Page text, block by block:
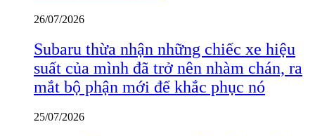
26/07/2026
Subaru thừa nhận những chiếc xe hiệu
suất của mình đã trở nên nhàm chán, ra
mắt bộ phận mới để khắc phục nó
25/07/2026